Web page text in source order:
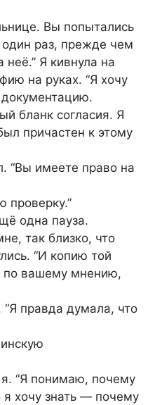
Вы попытались
один раз, прежде чем
Я кивнула на
на руках. “Я хочу
бланк согласия. Я
причастен к этому
“Вы имеете право на
проверку.”
одна пауза.
так близко, что
“И копию той
по вашему мнению,
правда думала, что
я. “Я понимаю, почему
я хочу знать — почему